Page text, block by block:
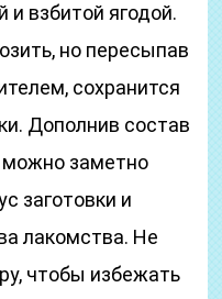
взбитой ягодой.
но пересыпав
сохранится
Дополнив состав
заметно
заготовки и
лакомства. Не
чтобы избежать